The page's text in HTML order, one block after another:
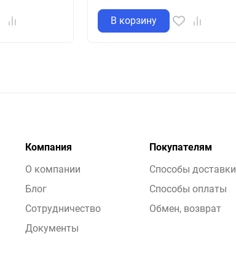
В корзину
Компания
О компании
Блог
Сотрудничество
Документы
Покупателям
Способы доставки
Способы оплаты
Обмен, возврат